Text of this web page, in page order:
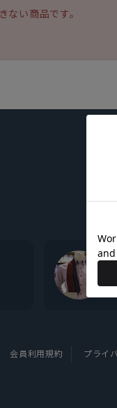
い商品です。
会員利用規約 プライ